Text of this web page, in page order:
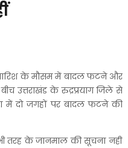
के मौसम में बादल फटने और
उत्तराखंड के रुद्रप्रयाग जिले से
में दो जगहों पर बादल फटने की
तरह के जानमाल की सूचना नहीं